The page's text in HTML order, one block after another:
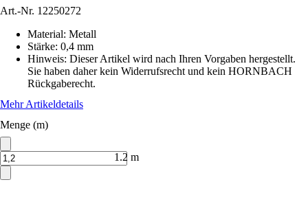
Art.-Nr. 12250272
Material: Metall
Stärke: 0,4 mm
Hinweis: Dieser Artikel wird nach Ihren Vorgaben hergestellt.
Sie haben daher kein Widerrufsrecht und kein HORNBACH
Rückgaberecht.
Mehr Artikeldetails
Menge (m)
1.2 m